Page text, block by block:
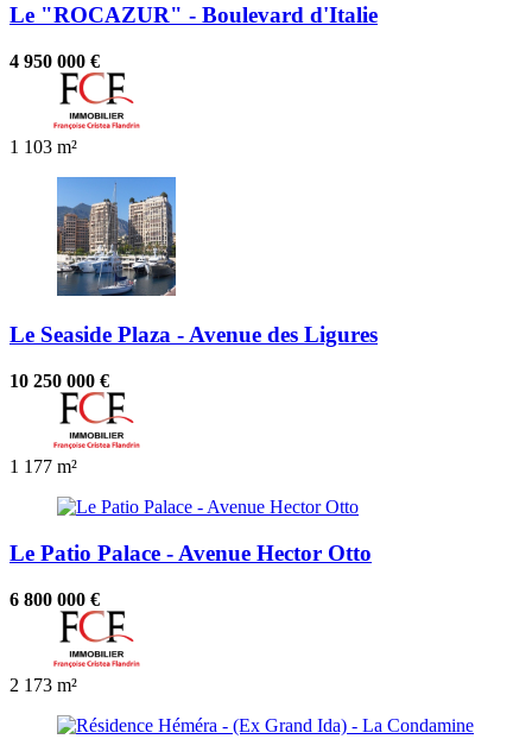
Le "ROCAZUR" - Boulevard d'Italie
4 950 000 €
1 103 m²
Le Seaside Plaza - Avenue des Ligures
10 250 000 €
1 177 m²
Le Patio Palace - Avenue Hector Otto
6 800 000 €
2 173 m²